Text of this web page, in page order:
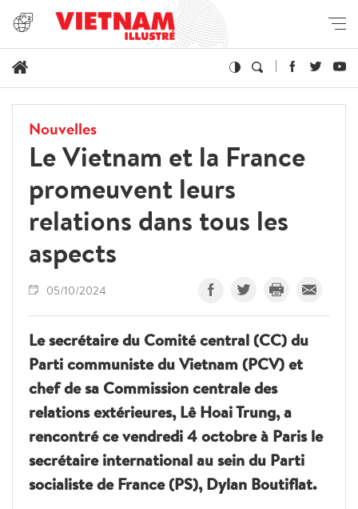
Nouvelles
Le Vietnam et la France
promeuvent leurs
relations dans tous les
aspects
05/10/2024
Le secrétaire du Comité central (CC) du
Parti communiste du Vietnam (PCV) et
chef de sa Commission centrale des
relations extérieures, Lê Hoai Trung, a
rencontré ce vendredi 4 octobre à Paris le
secrétaire international au sein du Parti
socialiste de France (PS), Dylan Boutiflat.